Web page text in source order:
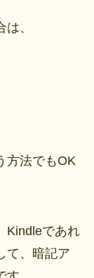
、
方法でもOK
Kindleであれ
て、暗記ア